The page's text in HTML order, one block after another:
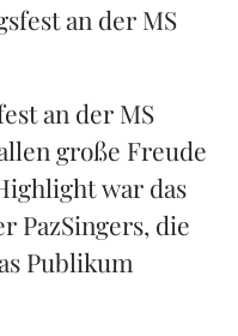
an der MS
an der MS
große Freude
war das
PazSingers, die
Publikum